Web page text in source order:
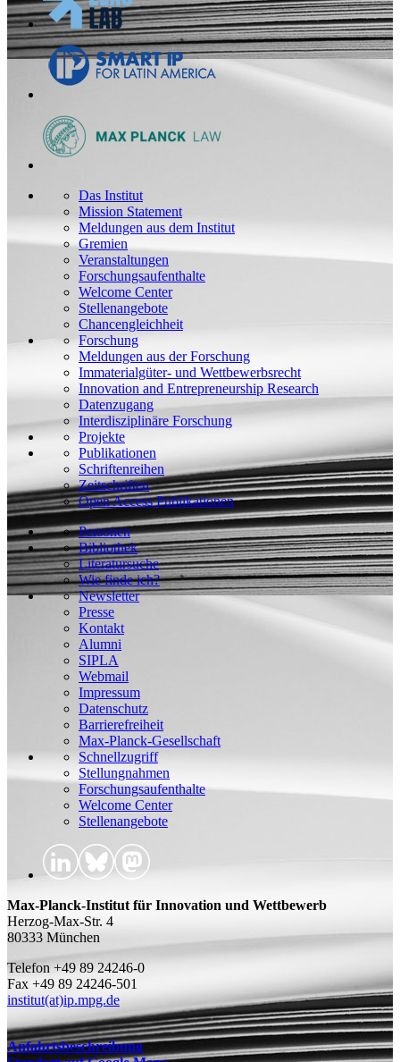
Das Institut
Mission Statement
Meldungen aus dem Institut
Gremien
Veranstaltungen
Forschungsaufenthalte
Welcome Center
Stellenangebote
Chancengleichheit
Forschung
Meldungen aus der Forschung
Immaterialgüter- und Wettbewerbsrecht
Innovation and Entrepreneurship Research
Datenzugang
Interdisziplinäre Forschung
Projekte
Publikationen
Schriftenreihen
Zeitschriften
Open Access Publikationen
Personen
Bibliothek
Literatursuche
Wie finde ich?
Newsletter
Presse
Kontakt
Alumni
SIPLA
Webmail
Impressum
Datenschutz
Barrierefreiheit
Max-Planck-Gesellschaft
Schnellzugriff
Stellungnahmen
Forschungsaufenthalte
Welcome Center
Stellenangebote
Max-Planck-Institut für Innovation und Wettbewerb
Herzog-Max-Str. 4
80333 München
Telefon +49 89 24246-0
Fax +49 89 24246-501
institut(at)ip.mpg.de
Anfahrtsbeschreibung